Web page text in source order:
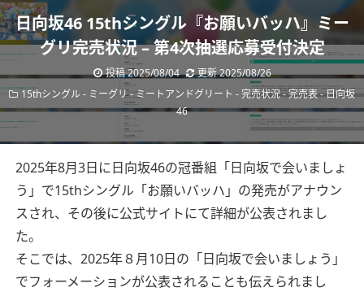
日向坂46 15thシングル『お願いバッハ』ミー
グリ完売状況 – 第4次抽選応募受付決定
投稿 2025/08/04
更新 2025/08/26
15thシングル- ミーグリ-ミートアンドグリート -完売状況-完売表- 日向坂
46
2025年8月3日に日向坂46の冠番組「日向坂で会いましょ
う」で15thシングル「お願いバッハ」の発売がアナウン
スされ、その後に公式サイトにて詳細が公表されまし
た。
そこでは、2025年８月10日の「日向坂で会いましょう」
でフォーメーションが公表されることも伝えられまし